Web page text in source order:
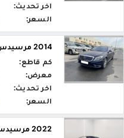
اخر تحديث:
السعر:
2014 مرسيدس بنز الفئه S 400
كم قاطع:
معرض:
اخر تحديث:
السعر:
2022 مرسيدس بنز الفئه S 680 Maybach